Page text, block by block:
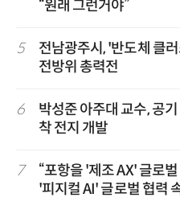
“원래 그런거야”
5
전남광주시, '반도체 클
전방위 총력전
6
박성준 아주대 교수, 공
착 전지 개발
7
“포항을 '제조 AX' 글로
'피지컬 AI' 글로벌 협력